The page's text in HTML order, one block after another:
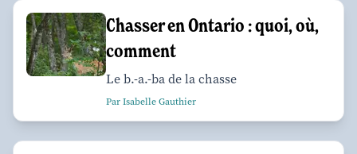
Chasser en Ontario : quoi, où,
comment
Le b.-a.-ba de la chasse
Par Isabelle Gauthier